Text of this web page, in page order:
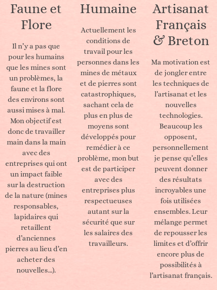
Faune et
Flore
Il n’y a pas que
pour les humains
que les mines sont
un problèmes, la
faune et la flore
des environs sont
aussi mises à mal.
Mon objectif est
donc de travailler
main dans la main
avec des
entreprises qui ont
un impact faible
sur la destruction
de la nature (mines
responsables,
lapidaires qui
retaillent
d’anciennes
pierres au lieu d’en
acheter des
nouvelles…).
Humaine
Actuellement les
conditions de
travail pour les
personnes dans les
mines de métaux
et de pierres sont
catastrophiques,
sachant cela de
plus en plus de
moyens sont
développés pour
remédier à ce
problème, mon but
est de participer
avec des
entreprises plus
respectueuses
autant sur la
sécurité que sur
les salaires des
travailleurs.
Artisanat
Français
& Breton
Ma motivation est
de jongler entre
les techniques de
l’artisanat et les
nouvelles
technologies.
Beaucoup les
opposent,
personnellement
je pense qu’elles
peuvent donner
des résultats
incroyables une
fois utilisées
ensembles. Leur
mélange permet
de repousser les
limites et d’offrir
encore plus de
possibilités à
l’artisanat français.